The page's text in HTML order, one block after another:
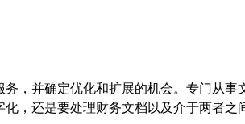
，并确定优化和扩展的机会。专门从
，还是要处理财务文档以及介于两者之